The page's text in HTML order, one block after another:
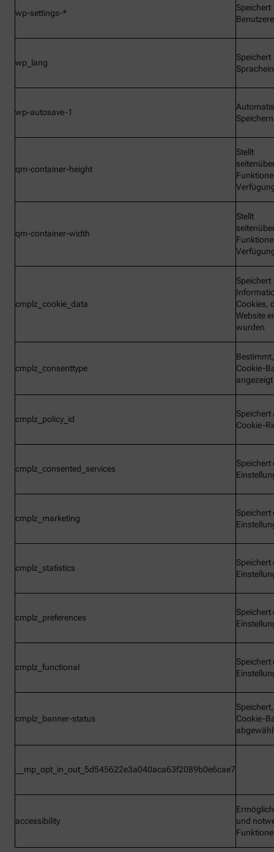
wp-settings-*
Speichert
wp_lang
Speichert
wp-autosave-1
Speichern
qm-container-height
Stellt
qm-container-width
Stellt
cmplz_cookie_data
Speichert
Cookies,
Website
wurden
cmplz_consenttype
Cookie-
cmplz_policy_id
Speichert
Cookie-
cmplz_consented_services
Speichert
cmplz_marketing
Speichert
cmplz_statistics
Speichert
cmplz_preferences
Speichert
cmplz_functional
Speichert
cmplz_banner-status
Cookie-
__mp_opt_in_out_5d545622e3a040aca63f2089b0e6cae7
accessibility
und